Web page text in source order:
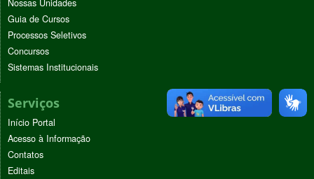
Guia de Cursos
Processos Seletivos
Concursos
Sistemas Institucionais
Serviços
Início Portal
Acesso à Informação
Contatos
Editais